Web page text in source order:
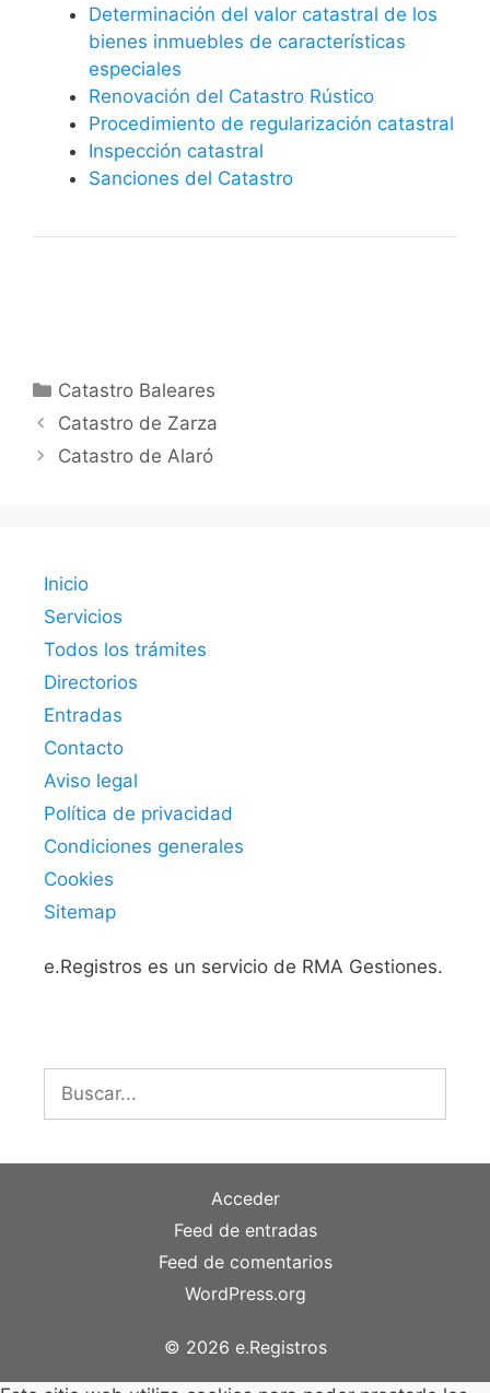
Determinación del valor catastral de los
bienes inmuebles de características
especiales
Renovación del Catastro Rústico
Procedimiento de regularización catastral
Inspección catastral
Sanciones del Catastro
Categorías
Catastro Baleares
Catastro de Zarza
Catastro de Alaró
Inicio
Servicios
Todos los trámites
Directorios
Entradas
Contacto
Aviso legal
Política de privacidad
Condiciones generales
Cookies
Sitemap
e.Registros es un servicio de RMA Gestiones.
Acceder
Feed de entradas
Feed de comentarios
WordPress.org
© 2026 e.Registros